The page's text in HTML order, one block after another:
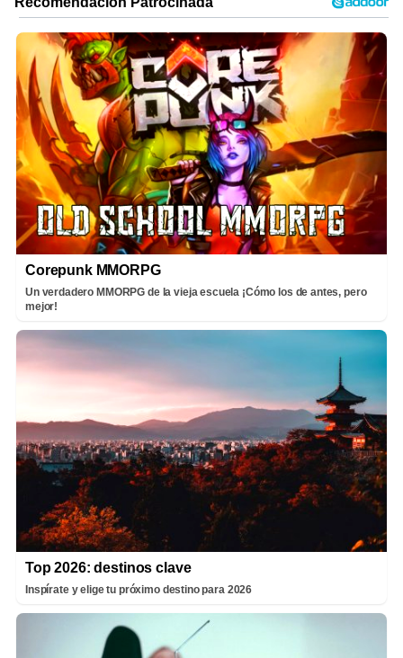
Corepunk MMORPG
Un verdadero MMORPG de la vieja escuela ¡Cómo los de antes, pero
mejor!
Top 2026: destinos clave
Inspírate y elige tu próximo destino para 2026